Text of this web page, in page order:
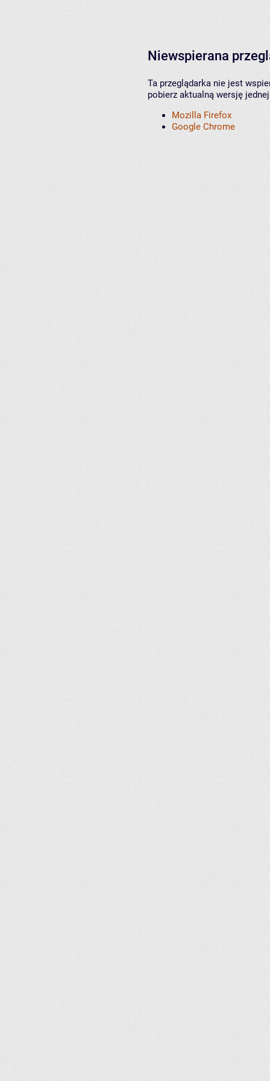
Niewspierana
Ta przeglądarka nie jest
pobierz aktualną wersję
Mozilla Firefox
Google Chrome